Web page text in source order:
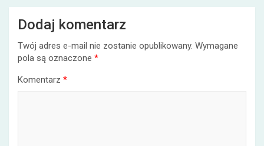
Dodaj komentarz
Twój adres e-mail nie zostanie opublikowany. Wymagane
pola są oznaczone *
Komentarz *